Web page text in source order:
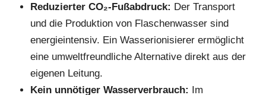
Reduzierter CO₂-Fußabdruck: Der Transport
und die Produktion von Flaschenwasser sind
energieintensiv. Ein Wasserionisierer ermöglicht
eine umweltfreundliche Alternative direkt aus der
eigenen Leitung.
Kein unnötiger Wasserverbrauch: Im